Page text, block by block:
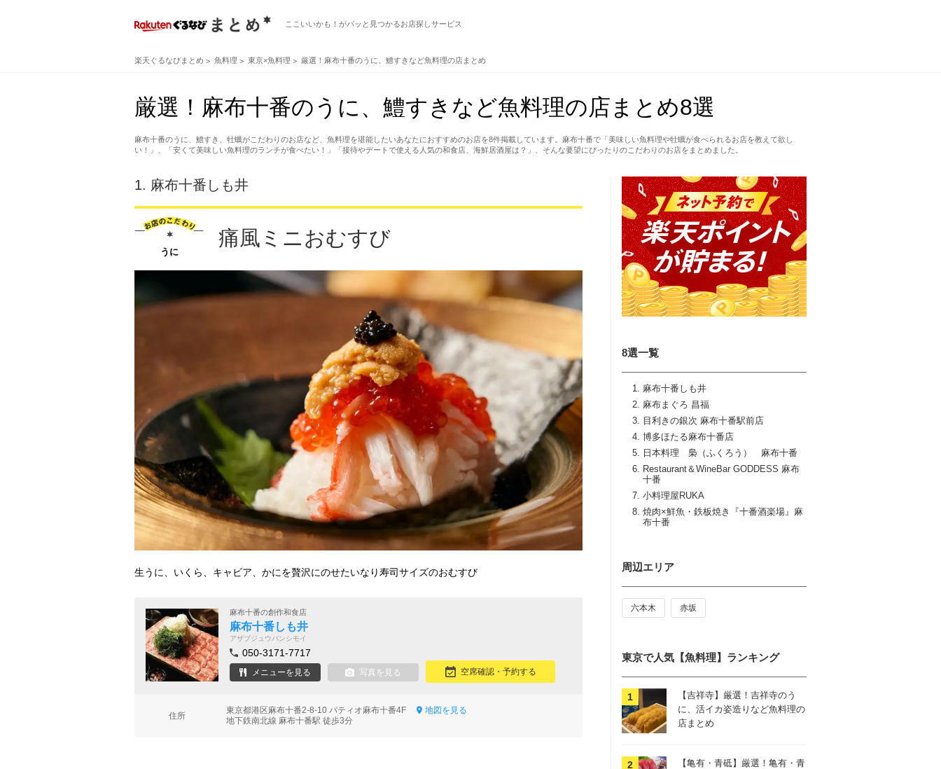
ここいいかも！がパッと見つかるお店探しサービス
楽天ぐるなびまとめ 魚料理 東京×魚料理 厳選！麻布十番のうに、鱧すきなど魚料理の店まとめ
厳選！麻布十番のうに、鱧すきなど魚料理の店まとめ8選
麻布十番のうに、鱧すき、牡蠣がこだわりのお店など、魚料理を堪能したいあなたにおすすめのお店を8件掲載しています。麻布十番で「美味しい魚料理や牡蠣が食べられるお店を教えて欲し
い！」、「安くて美味しい魚料理のランチが食べたい！」「接待やデートで使える人気の和食店、海鮮居酒屋は？」、そんな要望にぴったりのこだわりのお店をまとめました。
8選一覧
麻布十番しも井
麻布まぐろ 昌福
目利きの銀次 麻布十番駅前店
博多ほたる麻布十番店
日本料理 梟（ふくろう） 麻布十番
Restaurant＆WineBar GODDESS 麻布
十番
小料理屋RUKA
焼肉×鮮魚・鉄板焼き『十番酒楽場』麻
布十番
1. 麻布十番しも井
うに
痛風ミニおむすび
生うに、いくら、キャビア、かにを贅沢にのせたいなり寿司サイズのおむすび
麻布十番の創作和食店
麻布十番しも井
アザブジュウバンシモイ
050-3171-7717
メニューを見る 写真を見る 空席確認・予約する
住所
東京都港区麻布十番2-8-10 パティオ麻布十番4F
地図を見る
地下鉄南北線 麻布十番駅 徒歩3分
周辺エリア
六本木 赤坂
東京で人気【魚料理】ランキング
【吉祥寺】厳選！吉祥寺のう
に、活イカ姿造りなど魚料理の
店まとめ
【亀有・青砥】厳選！亀有・青